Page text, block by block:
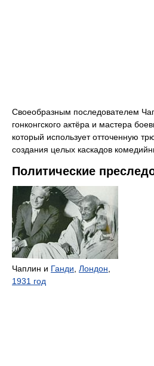
Своеобразным последователем
гонконгского актёра и мастера
который использует отточенную
создания целых каскадов
Политические
Чаплин и Ганди Лондон
1931 год